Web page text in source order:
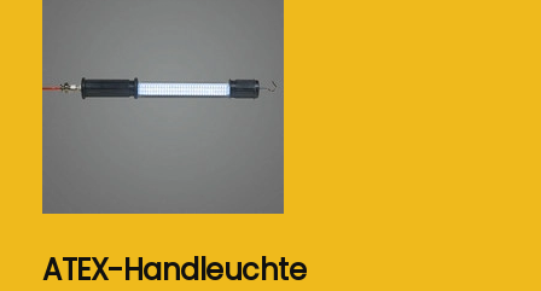
ATEX-Handleuchte